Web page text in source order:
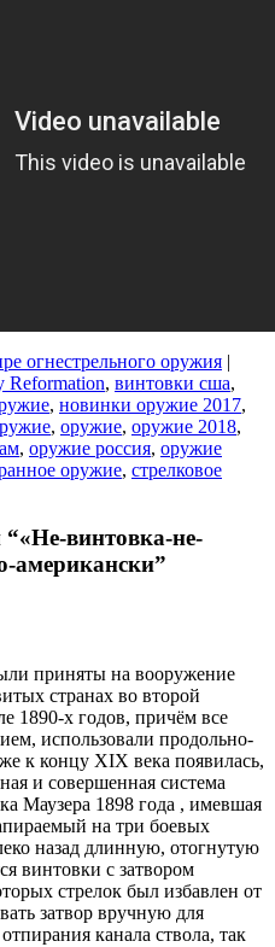
огнестрельного оружия |
Reformation, винтовки сша,
, новинки оружие 2017,
, оружие, оружие 2018,
, оружие россия, оружие
оружие, стрелковое
винтовка-не-
американски”
приняты на вооружение
странах во второй
1890-х годов, причём все
использовали продольно-
к концу XIX века появилась,
и совершенная система
Маузера 1898 года , имевшая
на три боевых
назад длинную, отогнутую
винтовки с затвором
стрелок был избавлен от
затвор вручную для
канала ствола, так